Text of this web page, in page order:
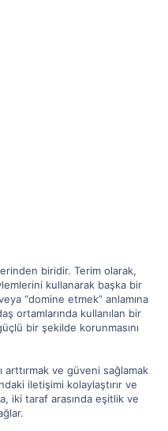
biridir. Terim olarak,
kullanarak başka bir
“domine etmek” anlamına
ortamlarında kullanılan bir
bir şekilde korunmasını
arttırmak ve güveni sağlamak
iletişimi kolaylaştırır ve
iki taraf arasında eşitlik ve